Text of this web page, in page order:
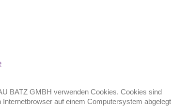
BATZ GMBH verwenden Cookies. Cookies sind
Internetbrowser auf einem Computersystem